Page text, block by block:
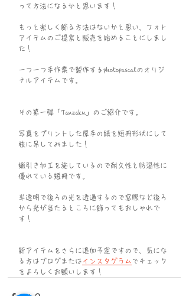
って方法になるかと思います！
もっと楽しく飾る方法はないかと思い、フォト
アイテムのご提案と販売を始めることにしまし
た！
一つ一つ手作業で製作するphotopascalのオリジ
ナルアイテムです。
その第一弾「Tanzaku」のご紹介です。
写真をプリントした厚手の紙を短冊形状にして
枝に吊してみました！
蝋引き加工を施しているので耐久性と防湿性に
優れている短冊です。
半透明で後ろの光を透過するので窓際など後ろ
から光が当たるところに飾ってもおしゃれで
す！
新アイテムをさらに追加予定ですので、気にな
る方はブログまたは インスタグラム でチェック
をよろしくお願いします！